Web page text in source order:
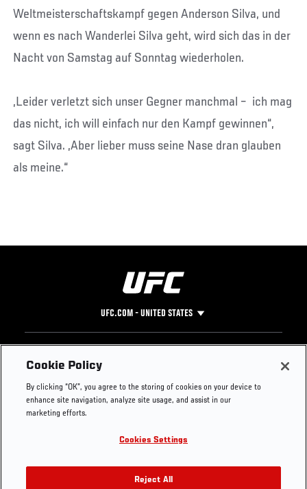
Weltmeisterschaftskampf gegen Anderson Silva, und
wenn es nach Wanderlei Silva geht, wird sich das in der
Nacht von Samstag auf Sonntag wiederholen.
„Leider verletzt sich unser Gegner manchmal – ich mag
das nicht, ich will einfach nur den Kampf gewinnen“,
sagt Silva. „Aber lieber muss seine Nase dran glauben
als meine.“
UFC.COM - UNITED STATES
Footer
UFC
UFC Foundation
UFC Careers
Store
Instagram
YouTube
TikTok
Twitter
Press
Cookie Policy
By clicking “OK”, you agree to the storing of cookies on your device to
enhance site navigation, analyze site usage, and assist in our
marketing efforts.
Cookies Settings
Reject All